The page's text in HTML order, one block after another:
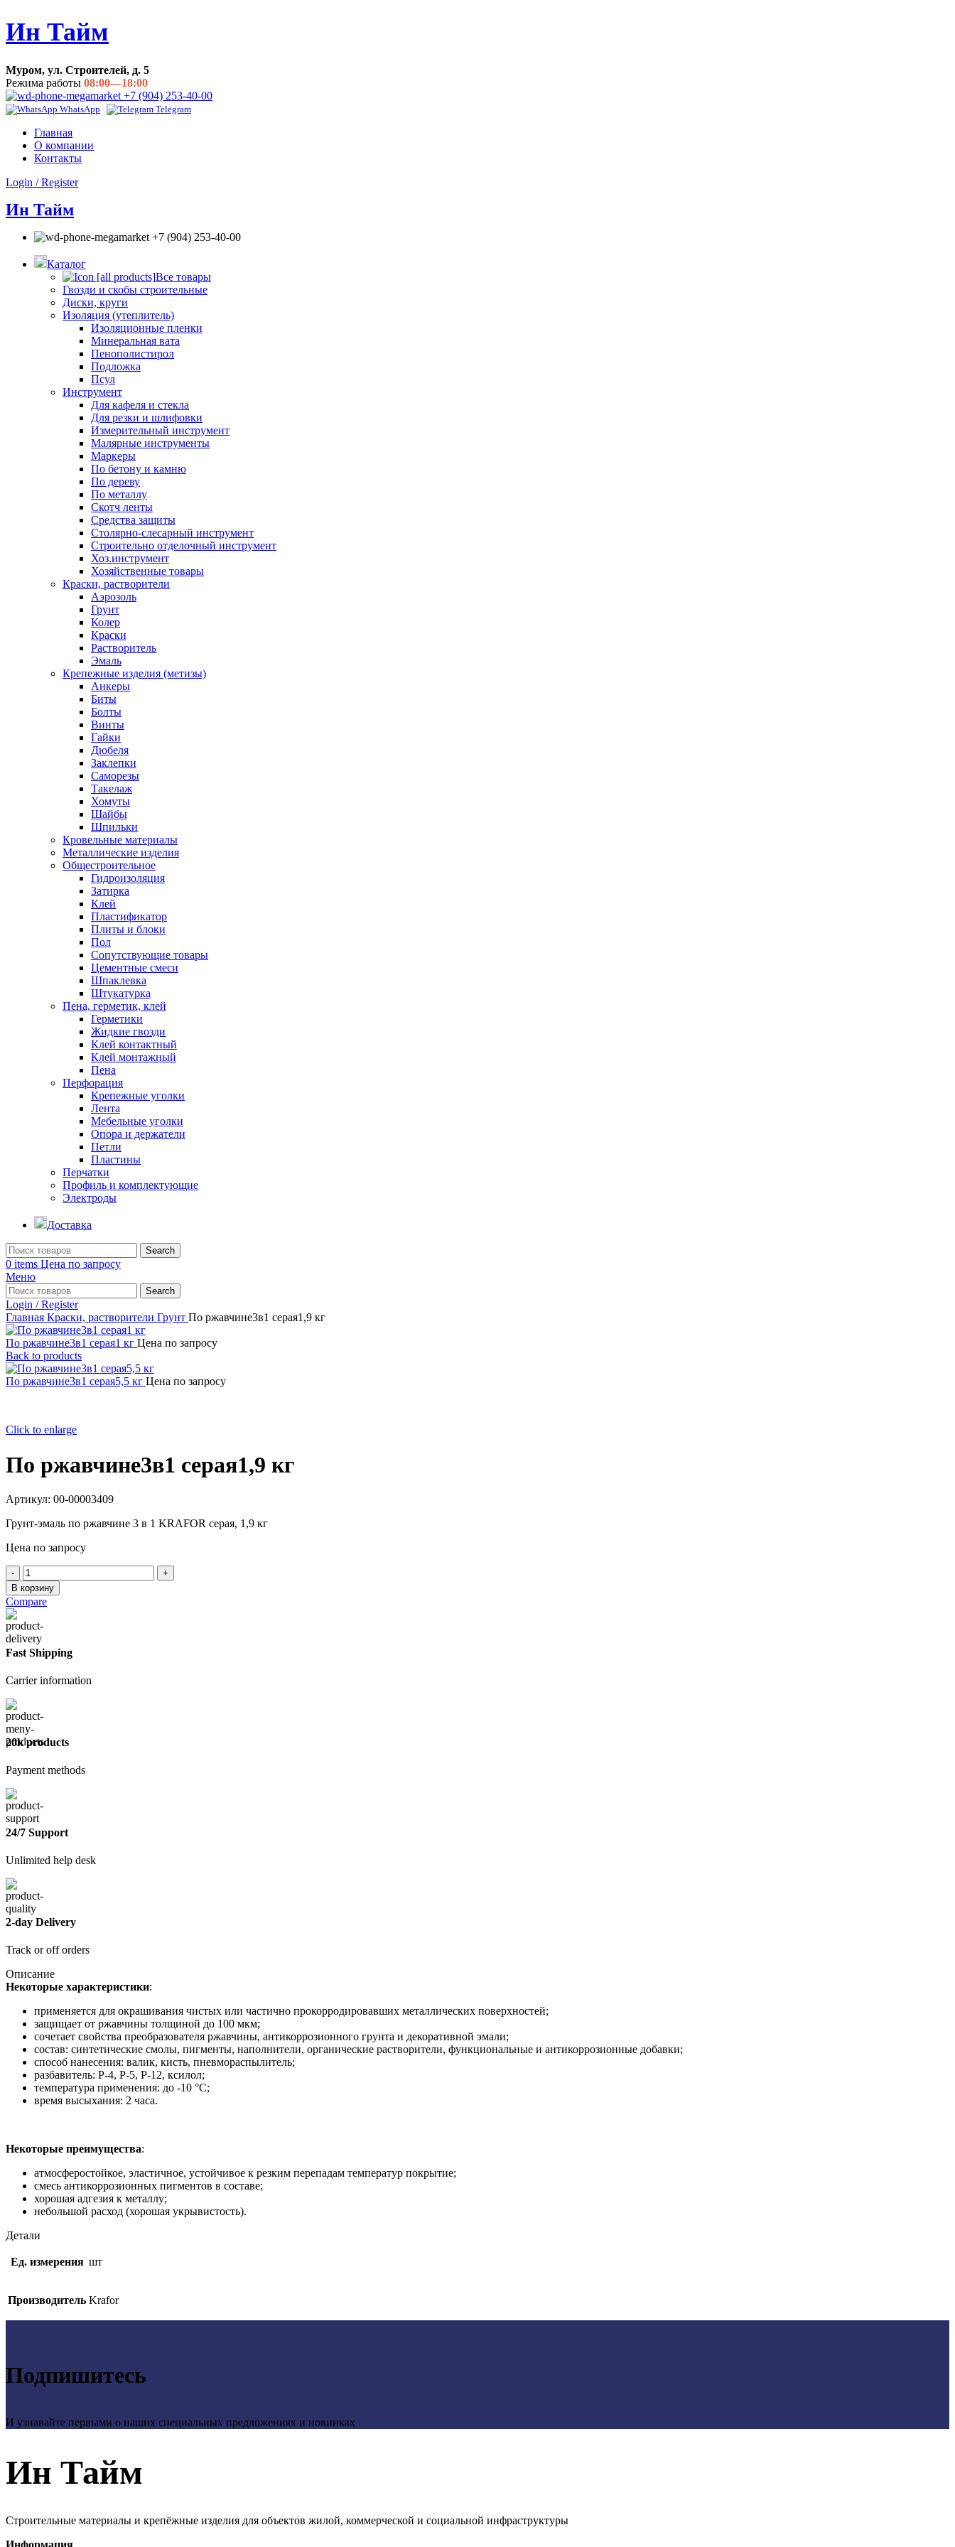
Ин Тайм
Муром, ул. Строителей, д. 5
Режима работы 08:00—18:00
+7 (904) 253-40-00
WhatsApp Telegram
Главная
О компании
Контакты
Login / Register
Ин Тайм
+7 (904) 253-40-00
Каталог
Все товары
Гвозди и скобы строительные
Диски, круги
Изоляция (утеплитель)
Изоляционные пленки
Минеральная вата
Пенополистирол
Подложка
Псул
Инструмент
Для кафеля и стекла
Для резки и шлифовки
Измерительный инструмент
Малярные инструменты
Маркеры
По бетону и камню
По дереву
По металлу
Скотч ленты
Средства защиты
Столярно-слесарный инструмент
Строительно отделочный инструмент
Хоз.инструмент
Хозяйственные товары
Краски, растворители
Аэрозоль
Грунт
Колер
Краски
Растворитель
Эмаль
Крепежные изделия (метизы)
Анкеры
Биты
Болты
Винты
Гайки
Дюбеля
Заклепки
Саморезы
Такелаж
Хомуты
Шайбы
Шпильки
Кровельные материалы
Металлические изделия
Общестроительное
Гидроизоляция
Затирка
Клей
Пластификатор
Плиты и блоки
Пол
Сопутствующие товары
Цементные смеси
Шпаклевка
Штукатурка
Пена, герметик, клей
Герметики
Жидкие гвозди
Клей контактный
Клей монтажный
Пена
Перфорация
Крепежные уголки
Лента
Мебельные уголки
Опора и держатели
Петли
Пластины
Перчатки
Профиль и комплектующие
Электроды
Доставка
Search
0 items Цена по запросу
Меню
Search
Login / Register
Главная Краски, растворители Грунт По ржавчине3в1 серая1,9 кг
По ржавчине3в1 серая1 кг Цена по запросу
Back to products
По ржавчине3в1 серая5,5 кг Цена по запросу
Click to enlarge
По ржавчине3в1 серая1,9 кг
Артикул: 00-00003409
Грунт-эмаль по ржавчине 3 в 1 KRAFOR серая, 1,9 кг
Цена по запросу
Количество
товара
По
ржавчине3в1
серая1,9
кг
В корзину
Compare
Fast Shipping
Carrier information
20k products
Payment methods
24/7 Support
Unlimited help desk
2-day Delivery
Track or off orders
Описание
Некоторые характеристики:
применяется для окрашивания чистых или частично прокорродировавших металлических поверхностей;
защищает от ржавчины толщиной до 100 мкм;
сочетает свойства преобразователя ржавчины, антикоррозионного грунта и декоративной эмали;
состав: синтетические смолы, пигменты, наполнители, органические растворители, функциональные и антикоррозионные добавки;
способ нанесения: валик, кисть, пневмораспылитель;
разбавитель: Р-4, Р-5, Р-12, ксилол;
температура применения: до -10 °C;
время высыхания: 2 часа.
Некоторые преимущества:
атмосферостойкое, эластичное, устойчивое к резким перепадам температур покрытие;
смесь антикоррозионных пигментов в составе;
хорошая адгезия к металлу;
небольшой расход (хорошая укрывистость).
Детали
Ед. измерения шт
Производитель Krafor
Подпишитесь
И узнавайте первыми о наших специальных предложениях и новинках
Ин Тайм
Строительные материалы и крепёжные изделия для объектов жилой, коммерческой и социальной инфраструктуры
Информация